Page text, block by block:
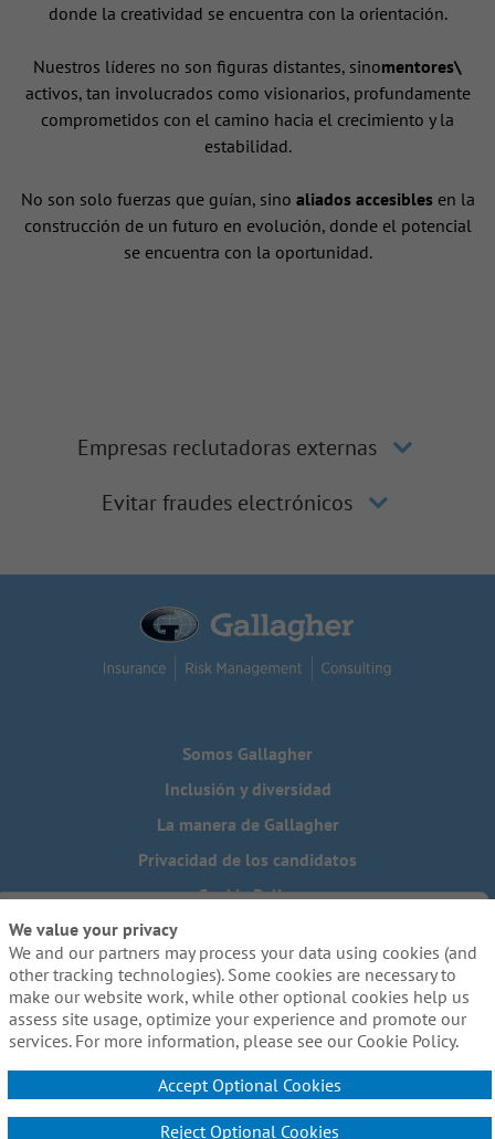
donde la creatividad se encuentra con la orientación.
Nuestros líderes no son figuras distantes, sinomentores\
activos, tan involucrados como visionarios, profundamente
comprometidos con el camino hacia el crecimiento y la
estabilidad.
No son solo fuerzas que guían, sino aliados accesiblesen la
construcción de un futuro en evolución, donde el potencial
se encuentra con la oportunidad.
Empresas reclutadoras externas
Evitar fraudes electrónicos
Somos Gallagher
Inclusión y diversidad
La manera de Gallagher
Privacidad de los candidatos
Cookie Policy
Do Not Sell or Share My Personal Information - US Residents
¿Necesita una adaptación especial para completar alguna
parte de nuestro proceso de solicitud, incluido el uso de
este sitio web? Escríbanos a:Careers@ajg.com
We value your privacy
We and our partners may process your data using cookies (and
other tracking technologies). Some cookies are necessary to
make our website work, while other optional cookies help us
assess site usage, optimize your experience and promote our
services. For more information, please see our Cookie Policy.
Accept Optional Cookies
Reject Optional Cookies